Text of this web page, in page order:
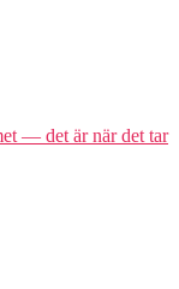
— det är när det tar